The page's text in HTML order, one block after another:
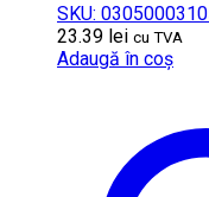
SKU:
23.39 lei cu TVA
Adaugă în coș